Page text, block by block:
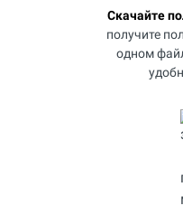
Скачайте
получите
одном